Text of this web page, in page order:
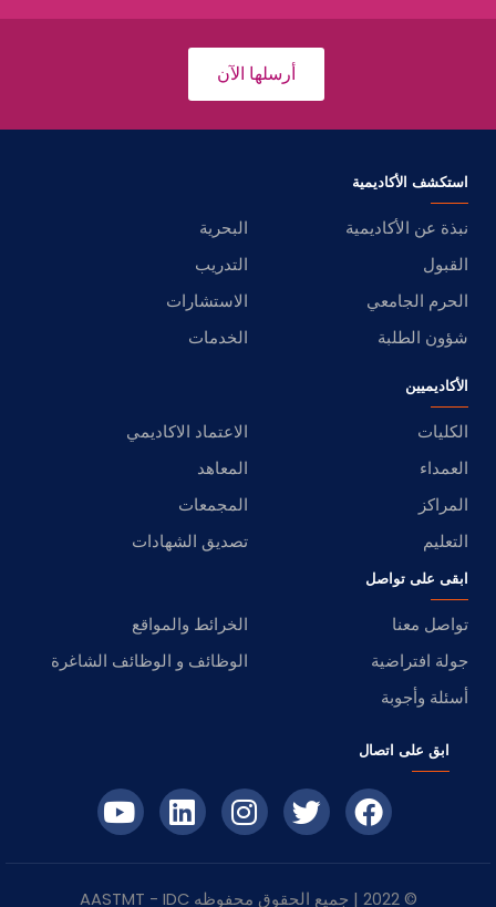
أرسلها الآن
استكشف الأكاديمية
نبذة عن الأكاديمية
البحرية
القبول
التدريب
الحرم الجامعي
الاستشارات
شؤون الطلبة
الخدمات
الأكاديميين
الكليات
الاعتماد الاكاديمي
العمداء
المعاهد
المراكز
المجمعات
التعليم
تصديق الشهادات
ابقى على تواصل
تواصل معنا
الخرائط والمواقع
جولة افتراضية
الوظائف و الوظائف الشاغرة
أسئلة وأجوبة
ابق على اتصال
© 2022 | جميع الحقوق محفوظه IDC
- AASTMT